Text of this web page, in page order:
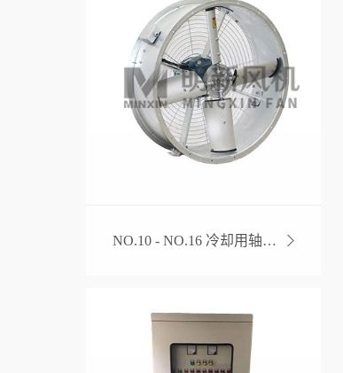
NO.10 - NO.16 冷却用轴流风机